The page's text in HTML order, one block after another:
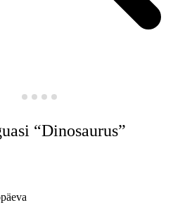
“Dinosaurus”